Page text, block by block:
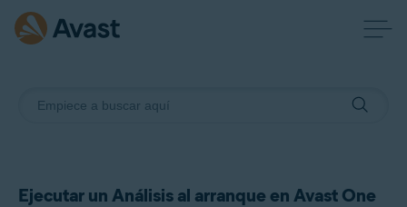
Ejecutar un Análisis al arranque en Avast One